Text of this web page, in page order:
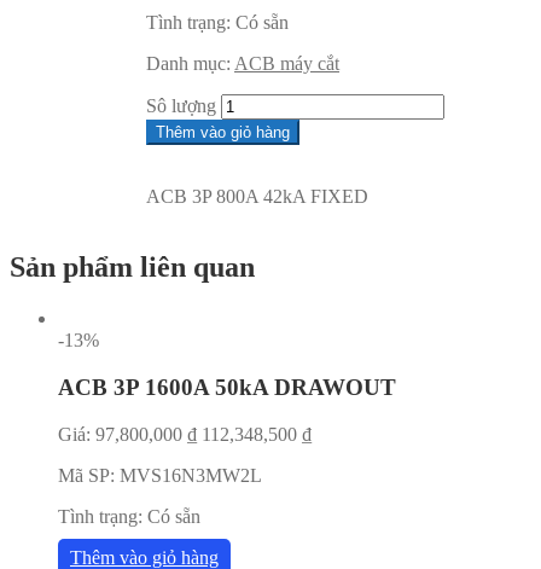
Tình trạng: Có sẵn
Danh mục: ACB máy cắt
Sô lượng
Thêm vào giỏ hàng
ACB 3P 800A 42kA FIXED
Sản phẩm liên quan
-13%
ACB 3P 1600A 50kA DRAWOUT
Giá: 97,800,000 ₫ 112,348,500 ₫
Mã SP: MVS16N3MW2L
Tình trạng: Có sẵn
Thêm vào giỏ hàng